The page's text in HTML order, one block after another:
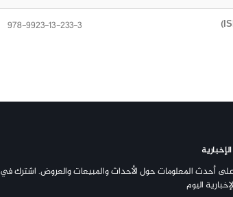
978-9923-13-233-3
أحدث المعلومات حول الأحداث والمبيعات والعروض. اشترك في
اليوم